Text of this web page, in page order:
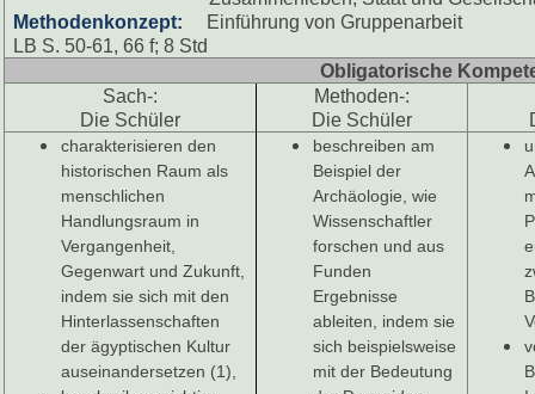
Methodenkonzept: Einführung von Gruppenarbeit
LB S. 50-61, 66 f; 8 Std
Obligatorische
Sach-:
Die Schüler
Methoden-:
Die Schüler
charakterisieren den
historischen Raum als
menschlichen
Handlungsraum in
Vergangenheit,
Gegenwart und Zukunft,
indem sie sich mit den
Hinterlassenschaften
der ägyptischen Kultur
auseinandersetzen (1),
beschreiben am
Beispiel der
Archäologie, wie
Wissenschaftler
forschen und aus
Funden
Ergebnisse
ableiten, indem sie
sich beispielsweise
mit der Bedeutung